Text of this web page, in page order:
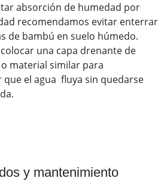
absorción de humedad por
recomendamos evitar enterrar
de bambú en suelo húmedo.
una capa drenante de
material similar para
el agua fluya sin quedarse
y mantenimiento